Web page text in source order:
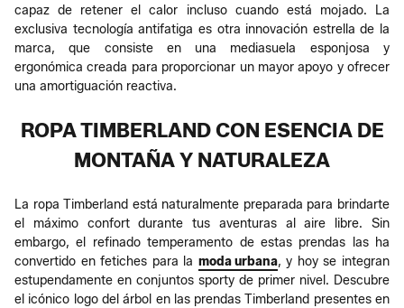
capaz de retener el calor incluso cuando está mojado. La
exclusiva tecnología antifatiga es otra innovación estrella de la
marca, que consiste en una mediasuela esponjosa y
ergonómica creada para proporcionar un mayor apoyo y ofrecer
una amortiguación reactiva.
ROPA TIMBERLAND CON ESENCIA DE
MONTAÑA Y NATURALEZA
La ropa Timberland está naturalmente preparada para brindarte
el máximo confort durante tus aventuras al aire libre. Sin
embargo, el refinado temperamento de estas prendas las ha
convertido en fetiches para la moda urbana, y hoy se integran
estupendamente en conjuntos sporty de primer nivel. Descubre
el icónico logo del árbol en las prendas Timberland presentes en